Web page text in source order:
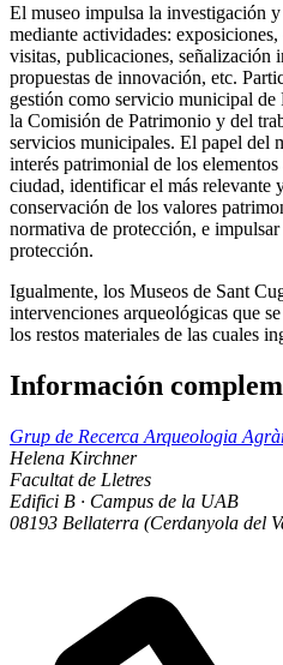
El museo impulsa la investigación
mediante actividades:
visitas, publicaciones, señalización
propuestas de innovación, etc.
gestión como servicio municipal
la Comisión de Patrimonio y del
servicios municipales. El papel del
interés patrimonial de los
ciudad, identificar el más relevante
conservación de los valores
normativa de protección, e
protección.
Igualmente, los Museos de Sant
intervenciones arqueológicas que
los restos materiales de las cuales
Información
Grup de Recerca Arqueologia
Helena Kirchner
Facultat de Lletres
Edifici B · Campus de la UAB
08193 Bellaterra (Cerdanyola del